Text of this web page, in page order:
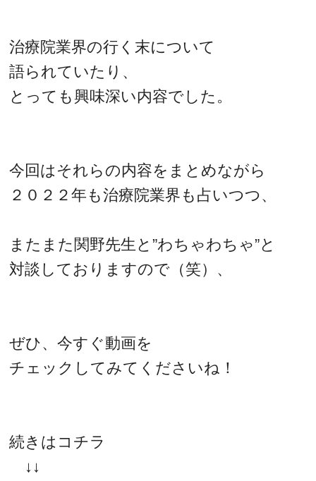
治療院業界の行く末について
語られていたり、
とっても興味深い内容でした。
今回はそれらの内容をまとめながら
２０２２年も治療院業界も占いつつ、
またまた関野先生と”わちゃわちゃ”と
対談しておりますので（笑）、
ぜひ、今すぐ動画を
チェックしてみてくださいね！
続きはコチラ
↓↓